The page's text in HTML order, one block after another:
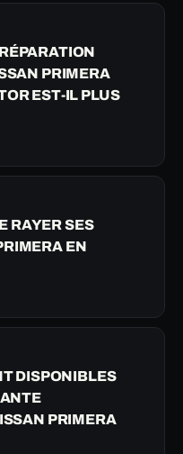
PRIMERA
EST-IL PLUS
RAYER SES
EN
DISPONIBLES
PRIMERA